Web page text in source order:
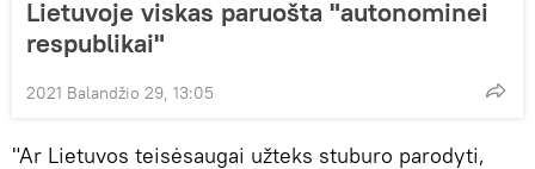
Lietuvoje viskas paruošta "autonominei
respublikai"
2021 Balandžio 29, 13:05
"Ar Lietuvos teisėsaugai užteks stuburo parodyti,